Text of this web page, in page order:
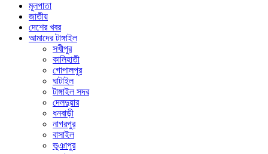
মূলপাতা
জাতীয়
দেশের খবর
আমাদের টাঙ্গাইল
সখীপুর
কালিহাতী
গোপালপুর
ঘাটাইল
টাঙ্গাইল সদর
দেলদুয়ার
ধনবাড়ী
নাগরপুর
বাসাইল
ভূঞাপুর